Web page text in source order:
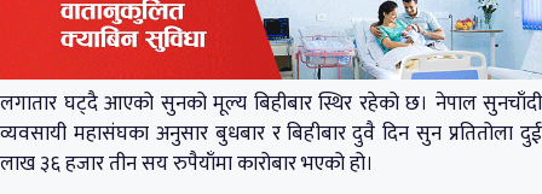
लगातार घट्दै आएको सुनको मूल्य बिहीबार स्थिर रहेको छ। नेपाल सुनचाँदी
व्यवसायी महासंघका अनुसार बुधबार र बिहीबार दुवै दिन सुन प्रतितोला दुई
लाख ३६ हजार तीन सय रुपैयाँमा कारोबार भएको हो।